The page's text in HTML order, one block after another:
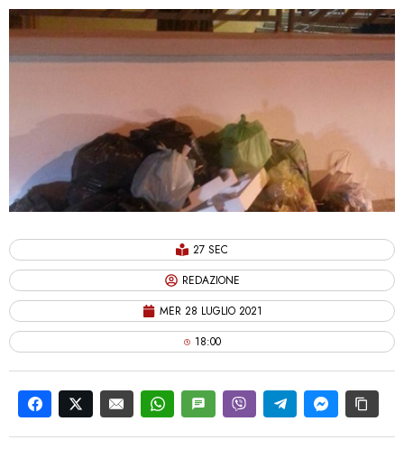
27 SEC
REDAZIONE
MER 28 LUGLIO 2021
18:00